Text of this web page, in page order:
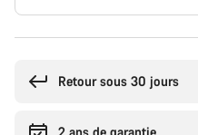
Retour sous 30 jours